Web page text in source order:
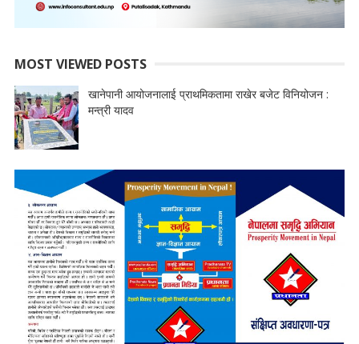
MOST VIEWED POSTS
खानेपानी आयोजनालाई प्राथमिकतामा राखेर बजेट विनियोजन :
मन्त्री यादव